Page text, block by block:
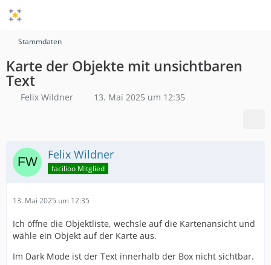
Stammdaten
Karte der Objekte mit unsichtbaren
Text
Felix Wildner 13. Mai 2025 um 12:35
Felix Wildner
facilioo Mitglied
13. Mai 2025 um 12:35
Ich öffne die Objektliste, wechsle auf die Kartenansicht und
wähle ein Objekt auf der Karte aus.
Im Dark Mode ist der Text innerhalb der Box nicht sichtbar.